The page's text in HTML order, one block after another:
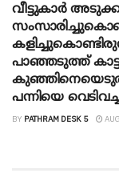
വീട്ടുകാർ
പാഞ്ഞടുത്ത്
പന്നിയെ
BY PATHRAM DESK 5